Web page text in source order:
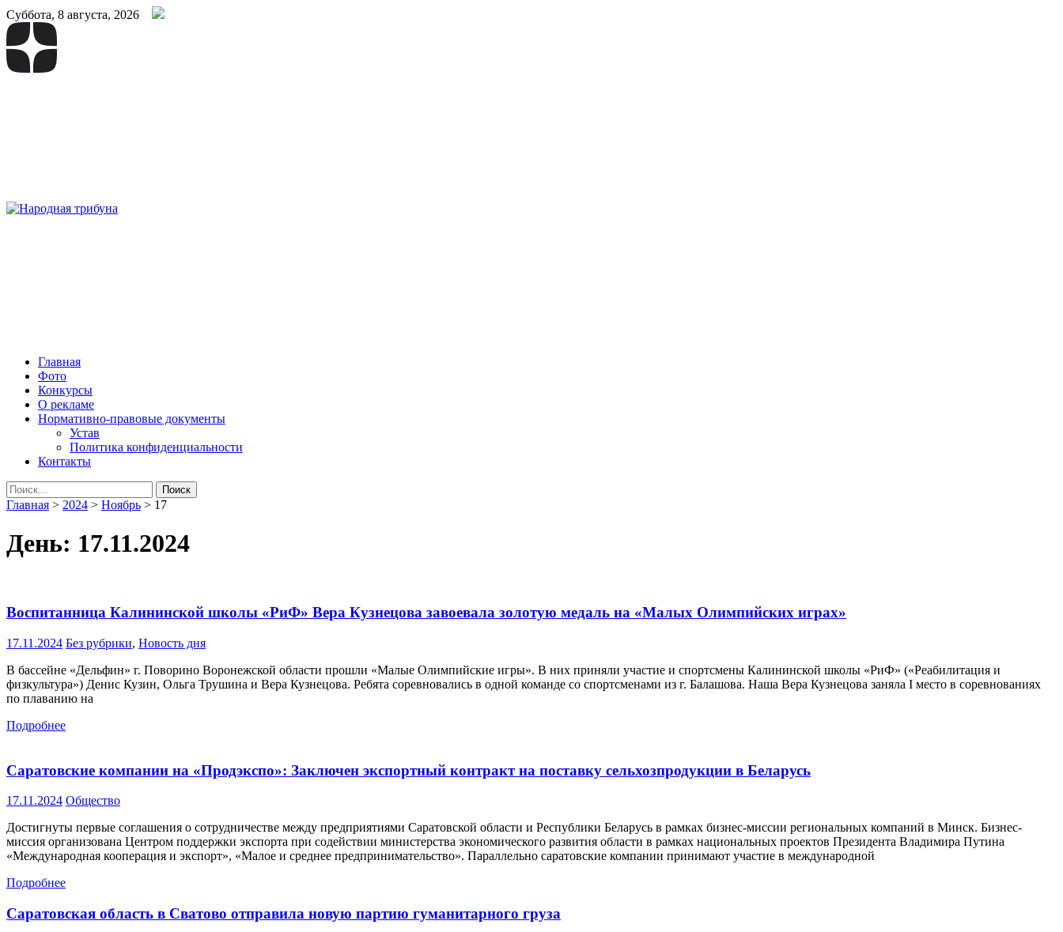
Суббота, 8 августа, 2026
Народная трибуна
Калининская районная газета
Главная
Фото
Конкурсы
О рекламе
Нормативно-правовые документы
Устав
Политика конфиденциальности
Контакты
Найти:
Главная > 2024 > Ноябрь > 17
День: 17.11.2024
Воспитанница Калининской школы «РиФ» Вера Кузнецова завоевала золотую медаль на «Малых Олимпийских играх»
17.11.2024 Без рубрики, Новость дня
В бассейне «Дельфин» г. Поворино Воронежской области прошли «Малые Олимпийские игры». В них приняли участие и спортсмены Калининской школы «РиФ» («Реабилитация и
физкультура») Денис Кузин, Ольга Трушина и Вера Кузнецова. Ребята соревновались в одной команде со спортсменами из г. Балашова. Наша Вера Кузнецова заняла I место в соревнованиях
по плаванию на
Подробнее
Саратовские компании на «Продэкспо»: Заключен экспортный контракт на поставку сельхозпродукции в Беларусь
17.11.2024 Общество
Достигнуты первые соглашения о сотрудничестве между предприятиями Саратовской области и Республики Беларусь в рамках бизнес-миссии региональных компаний в Минск. Бизнес-
миссия организована Центром поддержки экспорта при содействии министерства экономического развития области в рамках национальных проектов Президента Владимира Путина
«Международная кооперация и экспорт», «Малое и среднее предпринимательство». Параллельно саратовские компании принимают участие в международной
Подробнее
Саратовская область в Сватово отправила новую партию гуманитарного груза